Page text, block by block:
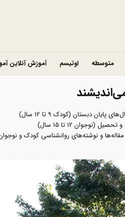
متوسطه اوتیسم آموزش آنلاین
پایان دبستان (کودک 9 تا 12 سال)
(نوجوان 12 تا 15 سال)
مقاله‌ها و نوشته‌های روانشناسی کودک و